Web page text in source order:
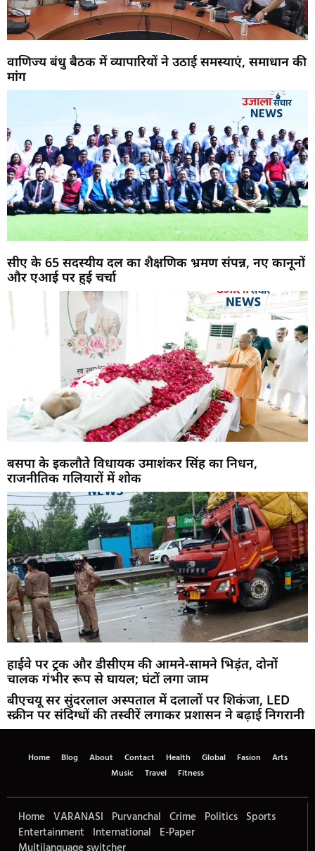
वाणिज्य बंधु बैठक में व्यापारियों ने उठाई समस्याएं, समाधान की
मांग
सीए के 65 सदस्यीय दल का शैक्षणिक भ्रमण संपन्न, नए कानूनों
और एआई पर हुई चर्चा
बसपा के इकलौते विधायक उमाशंकर सिंह का निधन,
राजनीतिक गलियारों में शोक
हाईवे पर ट्रक और डीसीएम की आमने-सामने भिड़ंत, दोनों
चालक गंभीर रूप से घायल; घंटों लगा जाम
बीएचयू सर सुंदरलाल अस्पताल में दलालों पर शिकंजा, LED
स्क्रीन पर संदिग्धों की तस्वीरें लगाकर प्रशासन ने बढ़ाई निगरानी
Home Blog About Contact Health Global Fasion
Arts
Music
Travel Fitness
Home VARANASI Purvanchal Crime Politics Sports
Entertainment International E-Paper